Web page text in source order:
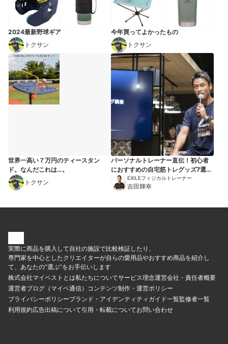
2024最新野球ギア
トクサン
今年買ってよかったもの
トクサン
世界一高い７万円のティースタン
ド。なんだこれは…。
トクサン
パーソナルトレーナー直伝！初心者
におすすめの自宅筋トレグッズ7選
【これがあればジム通い不要】
EXILEフィジカルトレーナー
吉田輝幸
実際に商品を購入して自社の施設で比較検証したり、
専門家を中心としたクリエイターが自らの愛用品やおすすめ商品を紹介し
て、あなたの“選ぶ”をお手伝いします
株式会社マイベストとは私たちについてサービス理念運営会社・責任者概要
運営者ブログ（マイベ通信） コンテンツ制作・運営ポリシー
プライバシーポリシーブランド・アイデンティティ ガイド一覧監修者一覧
利用規約広告出稿について引用・転載についてお問い合わせ